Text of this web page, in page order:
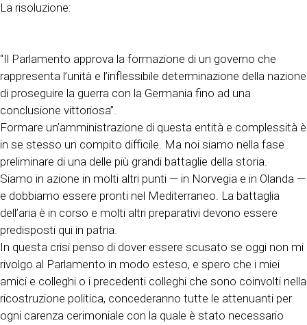
La risoluzione:
“Il Parlamento approva la formazione di un governo che
rappresenta l’unità e l’inflessibile determinazione della nazione
di proseguire la guerra con la Germania fino ad una
conclusione vittoriosa”.
Formare un’amministrazione di questa entità e complessità è
in se stesso un compito difficile. Ma noi siamo nella fase
preliminare di una delle più grandi battaglie della storia.
Siamo in azione in molti altri punti — in Norvegia e in Olanda —
e dobbiamo essere pronti nel Mediterraneo. La battaglia
dell’aria è in corso e molti altri preparativi devono essere
predisposti qui in patria.
In questa crisi penso di dover essere scusato se oggi non mi
rivolgo al Parlamento in modo esteso, e spero che i miei
amici e colleghi o i precedenti colleghi che sono coinvolti nella
ricostruzione politica, concederanno tutte le attenuanti per
ogni carenza cerimoniale con la quale è stato necessario